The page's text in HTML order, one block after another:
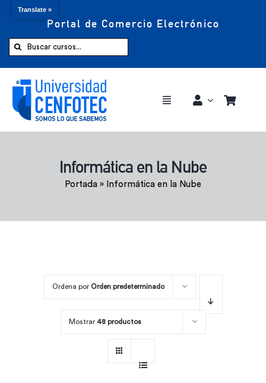
Portal de Comercio Electrónico
Buscar:
Toggle
Comprar ahora
Informática en la Nube
Portada » Informática en la Nube
Ordena por Orden predeterminado
Mostrar 48 productos
Translate »